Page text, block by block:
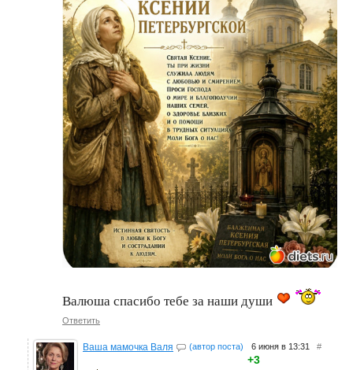
Валюша спасибо тебе за наши души
Ответить
Ваша мамочка Валя (автор поста) 6 июня в 13:31 #
+3